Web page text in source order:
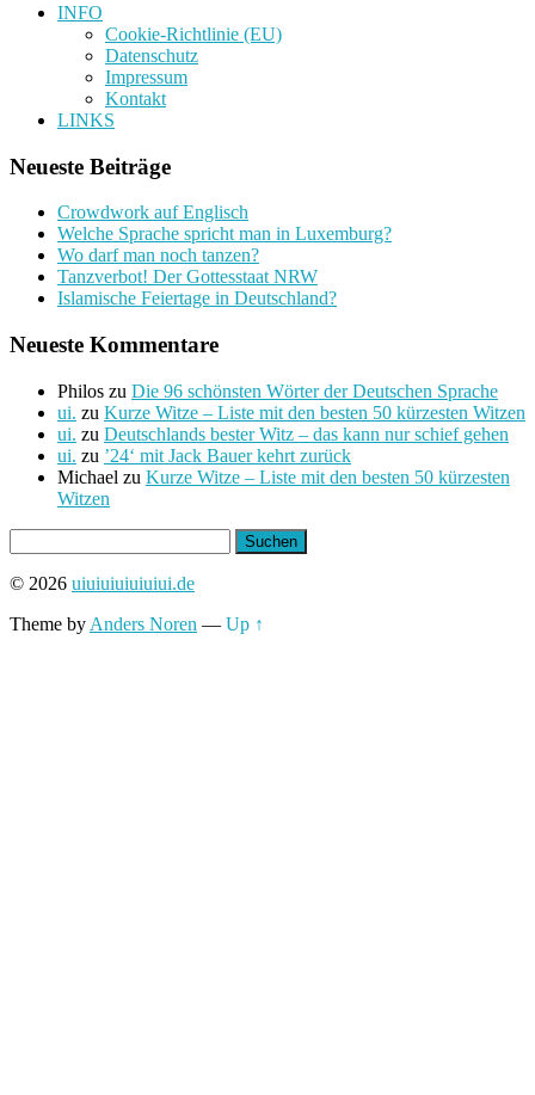
INFO
Cookie-Richtlinie (EU)
Datenschutz
Impressum
Kontakt
LINKS
Neueste Beiträge
Crowdwork auf Englisch
Welche Sprache spricht man in Luxemburg?
Wo darf man noch tanzen?
Tanzverbot! Der Gottesstaat NRW
Islamische Feiertage in Deutschland?
Neueste Kommentare
Philos zu Die 96 schönsten Wörter der Deutschen Sprache
ui. zu Kurze Witze – Liste mit den besten 50 kürzesten Witzen
ui. zu Deutschlands bester Witz – das kann nur schief gehen
ui. zu ’24‘ mit Jack Bauer kehrt zurück
Michael zu Kurze Witze – Liste mit den besten 50 kürzesten
Witzen
nach:
© 2026 uiuiuiuiuiuiui.de
Theme by Anders Noren — Up ↑